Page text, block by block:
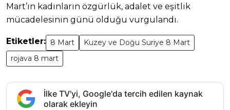
Mart’ın kadınların özgürlük, adalet ve eşitlik
mücadelesinin günü olduğu vurgulandı.
Etiketler: 8 Mart
Kuzey ve Doğu Suriye 8 Mart
rojava 8 mart
İlke TV'yi, Google'da tercih edilen kaynak
olarak ekleyin